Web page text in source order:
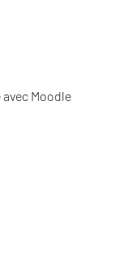
Moodle